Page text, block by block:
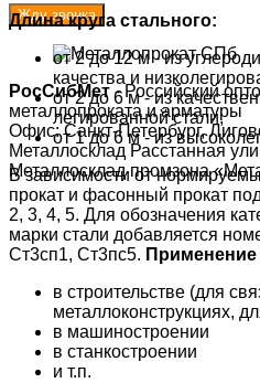
РосСибМет - Российский
металлопроката и арматуры
Офис: Санкт-Петербург,
Металлосклад Расстанная
Металлосклад промзона
Длина круга стального:
от 2 до 12 м - из
качества и
от 2 до 6 м - из
легированной стали;
от 1 до 6 м - из
В зависимости от
прокат и фасонный прокат
2, 3, 4, 5. Для обозначения
марки стали добавляется
Ст3сп1, Ст3пс5. Применение
в строительстве (для
металлоконструкциях,
в машиностроении
в станкостроении
и т.п.